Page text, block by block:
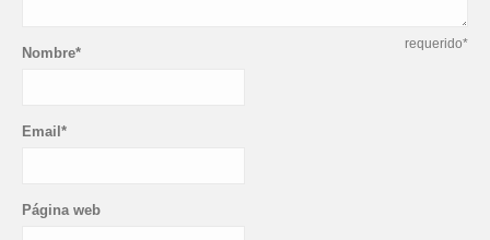
requerido*
Nombre*
Email*
Página web